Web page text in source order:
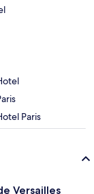
Paris
Versailles